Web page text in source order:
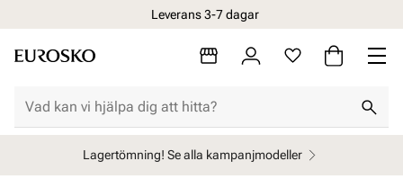
Leverans 3-7 dagar
Lagertömning! Se alla kampanjmodeller